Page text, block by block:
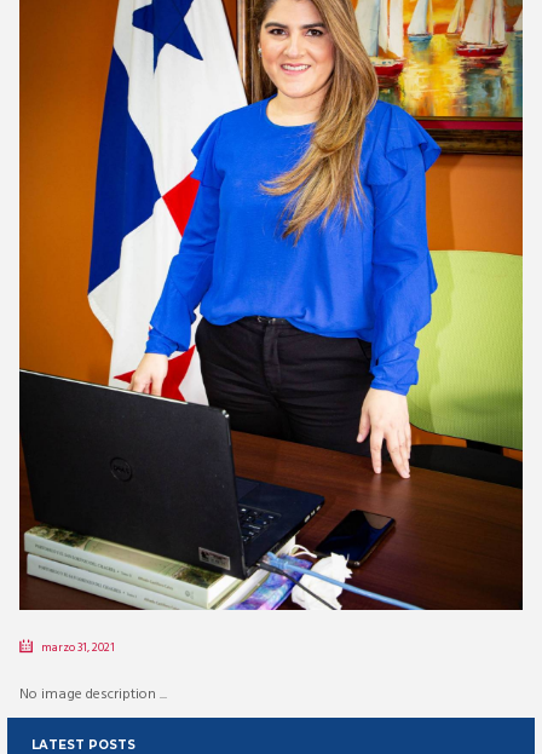
marzo 31, 2021
No image description ...
LATEST POSTS